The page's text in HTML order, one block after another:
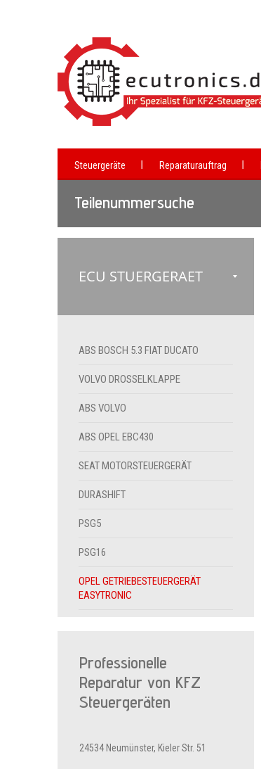
Steuergeräte Reparaturauftrag
Teilenummersuche
ECU STUERGERAET
ABS BOSCH 5.3 FIAT DUCATO
VOLVO DROSSELKLAPPE
ABS VOLVO
ABS OPEL EBC430
SEAT MOTORSTEUERGERÄT
DURASHIFT
PSG5
PSG16
OPEL GETRIEBESTEUERGERÄT
EASYTRONIC
Professionelle
Reparatur von KFZ
Steuergeräten
24534 Neumünster, Kieler Str. 51